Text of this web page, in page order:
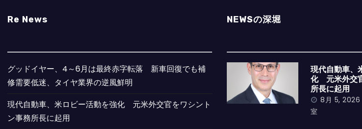
Re News
グッドイヤー、4～6月は最終赤字転落 新車回復でも補
修需要低迷、タイヤ業界の逆風鮮明
現代自動車、米ロビー活動を強化 元米外交官をワシント
ン事務所長に起用
NEWSの深堀
現代自動車、
化 元米外交
所長に起用
8月 5, 2026
室